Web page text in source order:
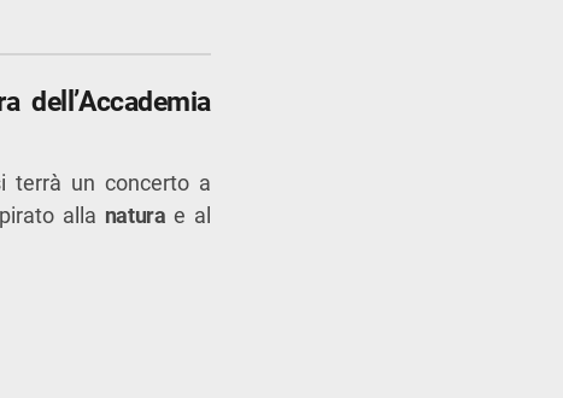
dell’Accademia
terrà un concerto a
alla natura e al